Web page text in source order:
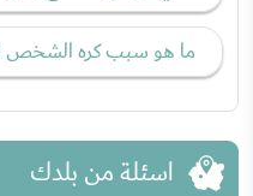
ما هو سبب كره الشخص
اسئلة من بلدك